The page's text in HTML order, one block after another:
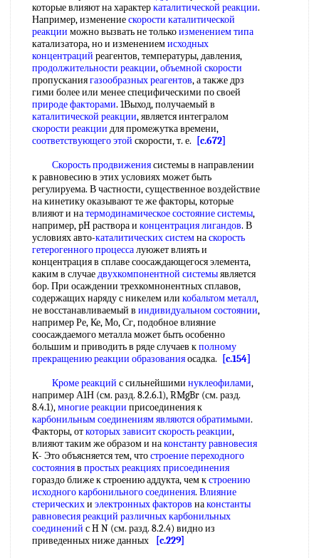
которые влияют на характеркаталитической реакции.
Например, изменениескорости каталитической
реакции можно вызвать не толькоизменением типа
катализатора, но и изменениемисходных
концентраций реагентов, температуры, давления,
продолжительности реакции,объемной скорости
пропусканиягазообразных реагентов, а также дрз
гими более или менее специфическими по своей
природе факторами. 1Выход, получаемый в
каталитической реакции, является интегралом
скорости реакции для промежутка времени,
соответствующего этой скорости, т. е.
[c.672]
Скорость продвижениясистемы в направлении
к равновесию в этих условиях может быть
регулируема. В частности, существенное воздействие
на кинетику оказывают те же факторы, которые
влияют и натермодинамическое состояние системы,
например, pH раствора и концентрация лигандов. В
условиях авто-каталитических системнаскорость
гетерогенного процессалуюжет влиять и
концентрация в сплаве соосаждающегося элемента,
каким в случаедвухкомпонентной системыявляется
бор. При осаждении трехкомнонентных сплавов,
содержащих наряду с никелем или кобальтом металл,
не восстанавливаемый в индивидуальном состоянии,
например Ре, Ке, Мо, Сг, подобное влияние
соосаждаемого металла может быть особенно
большим и приводить в ряде случаев кполному
прекращениюреакции образованияосадка.
[c.154]
Кроме реакций с сильнейшими нуклеофилами,
например А1Н (см. разд. 8.2.6.1), RMgBr (см. разд.
8.4.1),многие реакции присоединения к
карбонильным соединениямявляются обратимыми.
Факторы, откоторых зависит скорость реакции,
влияют таким же образом и наконстанту равновесия
К- Это объясняется тем, чтостроение переходного
состоянияв простых реакциях присоединения
гораздо ближе к строению аддукта, чем кстроению
исходногокарбонильного соединения. Влияние
стерическихи электронных факторов наконстанты
равновесияреакций различных карбонильных
соединений с H N (см. разд. 8.2.4) видно из
приведенных ниже данных
[c.229]